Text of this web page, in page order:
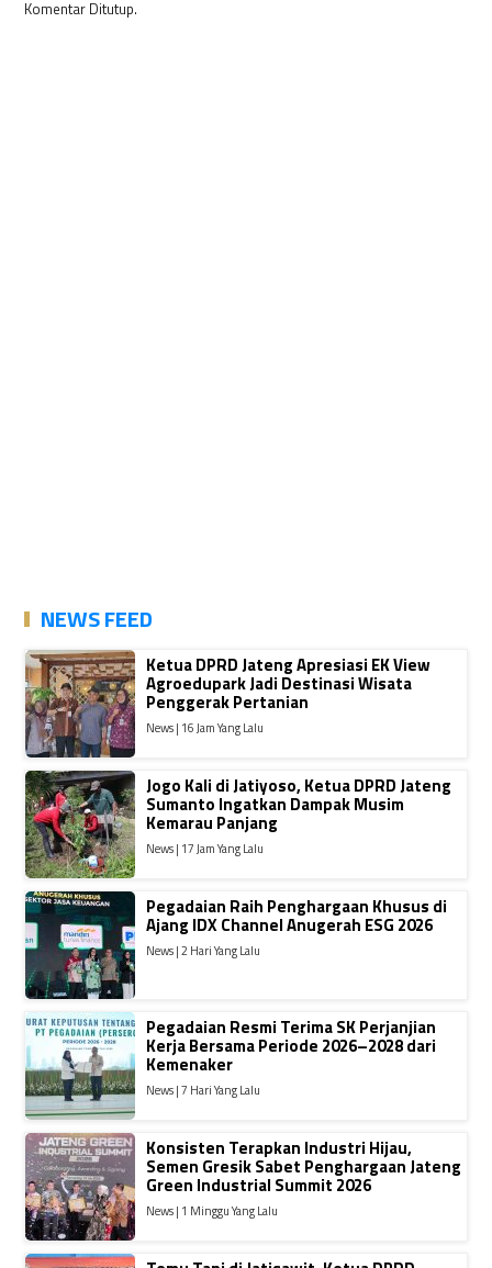
Komentar Ditutup.
NEWS FEED
Ketua DPRD Jateng Apresiasi EK View
Agroedupark Jadi Destinasi Wisata
Penggerak Pertanian
News | 16 Jam Yang Lalu
Jogo Kali di Jatiyoso, Ketua DPRD Jateng
Sumanto Ingatkan Dampak Musim
Kemarau Panjang
News | 17 Jam Yang Lalu
Pegadaian Raih Penghargaan Khusus di
Ajang IDX Channel Anugerah ESG 2026
News | 2 Hari Yang Lalu
Pegadaian Resmi Terima SK Perjanjian
Kerja Bersama Periode 2026–2028 dari
Kemenaker
News | 7 Hari Yang Lalu
Konsisten Terapkan Industri Hijau,
Semen Gresik Sabet Penghargaan Jateng
Green Industrial Summit 2026
News | 1 Minggu Yang Lalu